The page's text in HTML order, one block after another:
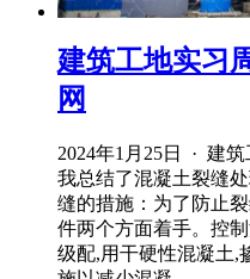
建筑工地实习
网
2024年1月25日 · 建
我总结了混凝土裂缝
缝的措施：为了防止
件两个方面着手。控
级配,用干硬性混凝土,